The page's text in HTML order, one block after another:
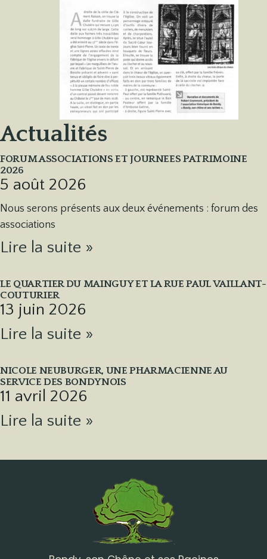
Actualités
FORUM ASSOCIATIONS ET JOURNEES PATRIMOINE
2026
5 août 2026
Nous serons présents aux deux événements : forum des
associations
Lire la suite »
LE QUARTIER DU MAINGUY ET LA RUE PAUL VAILLANT-
COUTURIER
13 juin 2026
Lire la suite »
NICOLE NEUBURGER, UNE PHARMACIENNE AU
SERVICE DES BONDYNOIS
11 avril 2026
Lire la suite »